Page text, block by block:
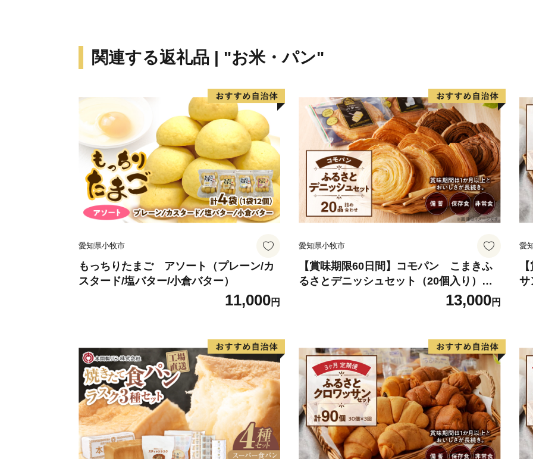
返礼品及び個人情報の取扱
■返礼品と寄付金受領証明書
返礼品と寄附金受領証明書
寄附金受領証明書の発送は
だきます。
■返礼品
１．当村は提供事業者の在
止する場合があります。返
２．当村は自己又はさとふ
できない場合、再配達の義
３．申込者に配送された返
帰責事由のある場合を除
当村は返礼品配送に係る業
ービスを含む）をさとふる
寄付決済完了後さとふるよ
法に関する案内を送付しま
※当村は寄付受領証明書の
申込情報をさとふるに提供
関連する返礼品 | "お米・パン"
愛知県小牧市
もっちりたまご アソート（プレーン/カ
スタード/塩バター/小倉バター）
11,000円
愛知県小牧市
【賞味期限60日間】コモパン こまきふ
るさとデニッシュセット（20個入り）／
災害用備蓄 保存食 非常食 防災グッズにも
13,000円
愛
サ